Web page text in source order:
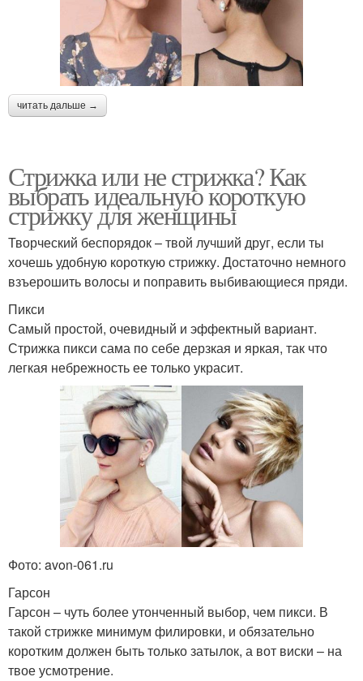
читать дальше →
Стрижка или не стрижка? Как
выбрать идеальную короткую
стрижку для женщины
Творческий беспорядок – твой лучший друг, если ты
хочешь удобную короткую стрижку. Достаточно немного
взъерошить волосы и поправить выбивающиеся пряди.
Пикси
Самый простой, очевидный и эффектный вариант.
Стрижка пикси сама по себе дерзкая и яркая, так что
легкая небрежность ее только украсит.
Фото: avon-061.ru
Гарсон
Гарсон – чуть более утонченный выбор, чем пикси. В
такой стрижке минимум филировки, и обязательно
коротким должен быть только затылок, а вот виски – на
твое усмотрение.